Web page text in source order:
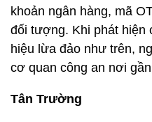
khoản ngân hàng, mã
đối tượng. Khi phát hiện
hiệu lừa đảo như trên,
cơ quan công an nơi
Tân Trường